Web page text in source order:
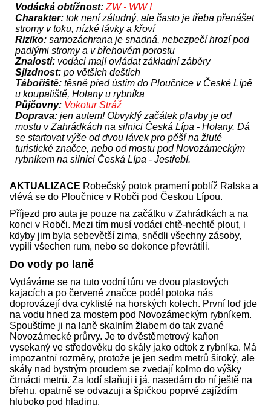
Vodácká obtížnost: ZW - WW I
Charakter: tok není záludný, ale často je třeba přenášet
stromy v toku, nízké lávky a křoví
Riziko: samozáchrana je snadná, nebezpečí hrozí pod
padlými stromy a v břehovém porostu
Znalosti: vodáci mají ovládat základní záběry
Sjízdnost: po větších deštích
Tábořiště: těsně před ústím do Ploučnice v České Lípě
u koupaliště, Holany u rybníka
Půjčovny: Vokotur Stráž
Doprava: jen autem! Obvyklý začátek plavby je od
mostu v Zahrádkách na silnici Česká Lípa - Holany. Dá
se startovat výše od dvou lávek pro pěší na žluté
turistické značce, nebo od mostu pod Novozámeckým
rybníkem na silnici Česká Lípa - Jestřebí.
AKTUALIZACE Robečský potok pramení poblíž Ralska a
vlévá se do Ploučnice v Robči pod Českou Lípou.
Příjezd pro auta je pouze na začátku v Zahrádkách a na
konci v Robči. Mezi tím musí vodáci chtě-nechtě plout, i
kdyby jim byla sebevětší zima, snědli všechny zásoby,
vypili všechen rum, nebo se dokonce převrátili.
Do vody po laně
Vydáváme se na tuto vodní túru ve dvou plastových
kajacích a po červené značce podél potoka nás
doprovázejí dva cyklisté na horských kolech. První loď jde
na vodu hned za mostem pod Novozámeckým rybníkem.
Spouštíme ji na laně skalním žlabem do tak zvané
Novozámecké průrvy. Je to dvěstěmetrový kaňon
vysekaný ve středověku do skály jako odtok z rybníka. Má
impozantní rozměry, protože je jen sedm metrů široký, ale
skály nad bystrým proudem se zvedají kolmo do výšky
čtrnácti metrů. Za lodí slaňuji i já, nasedám do ní ještě na
břehu, opatrně se odvazuji a špičkou poprvé zajíždím
hluboko pod hladinu.